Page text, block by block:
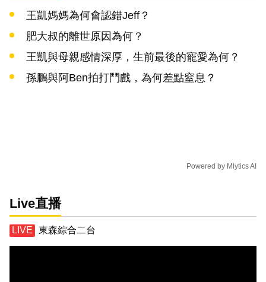
王凱媽媽為何會認錯Jeff？
肥大叔的離世原因為何？
王凱與母親感情深厚，生前最後的寵愛為何？
孫鵬與阿Ben拍打鬥戲，為何差點窒息？
Powered by Mlytics AI
Live直播
東森綜合二台